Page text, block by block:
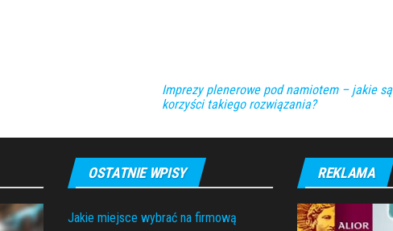
Imprezy plenerowe pod namiotem – jakie są
korzyści takiego rozwiązania?
OSTATNIE WPISY
Jakie miejsce wybrać na firmową
REKLAMA